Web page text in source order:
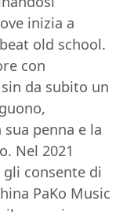
inizia a
old school.
con
da subito un
penna e la
Nel 2021
gli consente di
PaKo Music